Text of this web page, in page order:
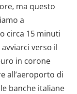
ma questo
a
circa 15 minuti
verso il
in corone
all’aeroporto di
banche italiane